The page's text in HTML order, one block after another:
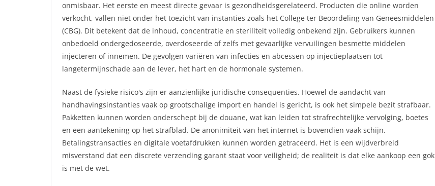
onmisbaar. Het eerste en meest directe gevaar is gezondheidsgerelateerd. Producten die online worden
verkocht, vallen niet onder het toezicht van instanties zoals het College ter Beoordeling van Geneesmiddelen
(CBG). Dit betekent dat de inhoud, concentratie en steriliteit volledig onbekend zijn. Gebruikers kunnen
onbedoeld ondergedoseerde, overdoseerde of zelfs met gevaarlijke vervuilingen besmette middelen
injecteren of innemen. De gevolgen variëren van infecties en abcessen op injectieplaatsen tot
langetermijnschade aan de lever, het hart en de hormonale systemen.
Naast de fysieke risico's zijn er aanzienlijke juridische consequenties. Hoewel de aandacht van
handhavingsinstanties vaak op grootschalige import en handel is gericht, is ook het simpele bezit strafbaar.
Pakketten kunnen worden onderschept bij de douane, wat kan leiden tot strafrechtelijke vervolging, boetes
en een aantekening op het strafblad. De anonimiteit van het internet is bovendien vaak schijn.
Betalingstransacties en digitale voetafdrukken kunnen worden getraceerd. Het is een wijdverbreid
misverstand dat een discrete verzending garant staat voor veiligheid; de realiteit is dat elke aankoop een gok
is met de wet.